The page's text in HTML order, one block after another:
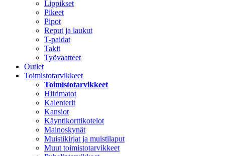
Lippikset
Pikeet
Pipot
Reput ja laukut
T-paidat
Takit
Työvaatteet
Outlet
Toimistotarvikkeet
Toimistotarvikkeet
Hiirimatot
Kalenterit
Kansiot
Käyntikorttikotelot
Mainoskynät
Muistikirjat ja muistilaput
Muut toimistotarvikkeet